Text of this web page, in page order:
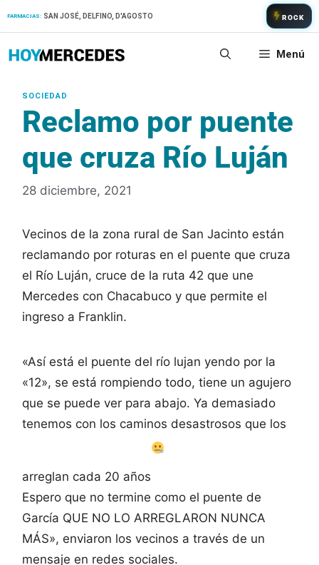
FARMACIAS: SAN JOSÉ, DELFINO, D'AGOSTO ROCK
Menú
Reclamo por puente
que cruza Río Luján
28 diciembre, 2021
Vecinos de la zona rural de San Jacinto están
reclamando por roturas en el puente que cruza
el Río Luján, cruce de la ruta 42 que une
Mercedes con Chacabuco y que permite el
ingreso a Franklin.
«Así está el puente del río lujan yendo por la
«12», se está rompiendo todo, tiene un agujero
que se puede ver para abajo. Ya demasiado
tenemos con los caminos desastrosos que los
arreglan cada 20 años
Espero que no termine como el puente de
García QUE NO LO ARREGLARON NUNCA
MÁS», enviaron los vecinos a través de un
mensaje en redes sociales.